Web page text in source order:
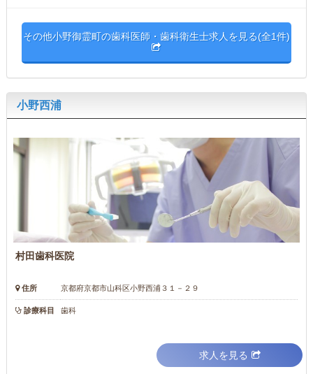
その他小野御霊町の歯科医師・歯科衛生士求人を見る(全1件)
小野西浦
村田歯科医院
住所 京都府京都市山科区小野西浦３１－２９
診療科目 歯科
求人を見る